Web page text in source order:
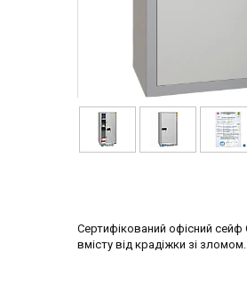
Сертифікований офісний сейф
вмісту від крадіжки зі зломом.